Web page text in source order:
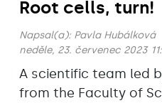
Root cells, turn!
Napsal(a): Pavla Hubálková
neděle, 23. červenec 2023
A scientific team led
from the Faculty of